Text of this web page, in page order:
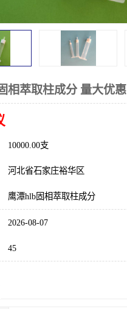
相萃取柱成分 量大优惠
10000.00支
河北省石家庄裕华区
鹰潭hlb固相萃取柱成分
2026-08-07
45